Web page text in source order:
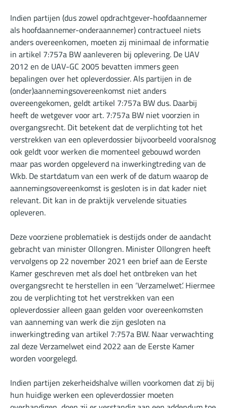
Indien partijen (dus zowel opdrachtgever-hoofdaannemer
als hoofdaannemer-onderaannemer) contractueel niets
anders overeenkomen, moeten zij minimaal de informatie
in artikel 7:757a BW aanleveren bij oplevering. De UAV
2012 en de UAV-GC 2005 bevatten immers geen
bepalingen over het opleverdossier. Als partijen in de
(onder)aannemingsovereenkomst niet anders
overeengekomen, geldt artikel 7:757a BW dus. Daarbij
heeft de wetgever voor art. 7:757a BW niet voorzien in
overgangsrecht. Dit betekent dat de verplichting tot het
verstrekken van een opleverdossier bijvoorbeeld vooralsnog
ook geldt voor werken die momenteel gebouwd worden
maar pas worden opgeleverd na inwerkingtreding van de
Wkb. De startdatum van een werk of de datum waarop de
aannemingsovereenkomst is gesloten is in dat kader niet
relevant. Dit kan in de praktijk vervelende situaties
opleveren.
Deze voorziene problematiek is destijds onder de aandacht
gebracht van minister Ollongren. Minister Ollongren heeft
vervolgens op 22 november 2021 een brief aan de Eerste
Kamer geschreven met als doel het ontbreken van het
overgangsrecht te herstellen in een ‘Verzamelwet’. Hiermee
zou de verplichting tot het verstrekken van een
opleverdossier alleen gaan gelden voor overeenkomsten
van aanneming van werk die zijn gesloten na
inwerkingtreding van artikel 7:757a BW. Naar verwachting
zal deze Verzamelwet eind 2022 aan de Eerste Kamer
worden voorgelegd.
Indien partijen zekerheidshalve willen voorkomen dat zij bij
hun huidige werken een opleverdossier moeten